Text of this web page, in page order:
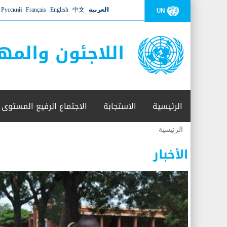
UN العربية 中文
English
Français
Русский
اللاجئون
الرئيسية الاستجابة الاجتماع الرفيع المستوى
أنت
هنا
الرئيسية
الأخبار
06 نوفمبر 2018 -
أعلنت مفوضية الأمم المتحدة السامية لشؤون اللاجئين عن ارتفاع عدد الأشخاص الذين